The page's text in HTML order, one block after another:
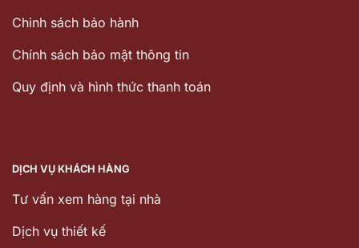
Chinh sách bảo hành
Chính sách bảo mật thông tin
Quy định và hình thức thanh toán
DỊCH VỤ KHÁCH HÀNG
Tư vấn xem hàng tại nhà
Dịch vụ thiết kế